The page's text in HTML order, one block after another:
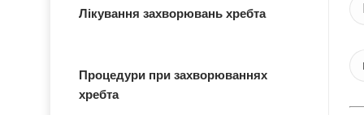
Лікування захворювань хребта
Процедури при захворюваннях
хребта